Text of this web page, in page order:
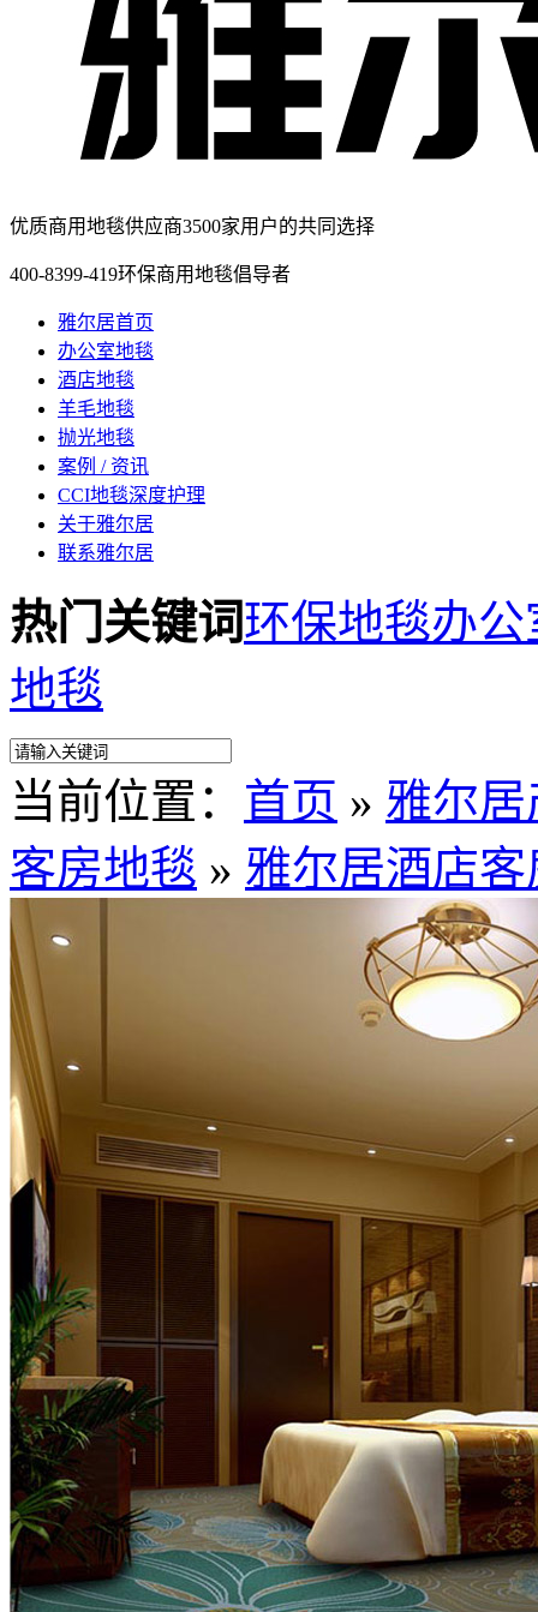
优质商用地毯供应商3500家用户的共同选择
400-8399-419环保商用地毯倡导者
雅尔居首页
办公室地毯
酒店地毯
羊毛地毯
抛光地毯
案例 / 资讯
CCI地毯深度护理
关于雅尔居
联系雅尔居
热门关键词环保地毯办公
地毯
当前位置： 首页 » 雅尔
客房地毯 » 雅尔居酒店客